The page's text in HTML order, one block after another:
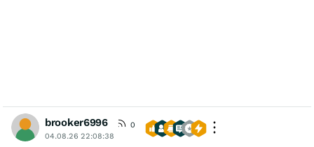
brooker6996
0
04.08.26 22:08:38